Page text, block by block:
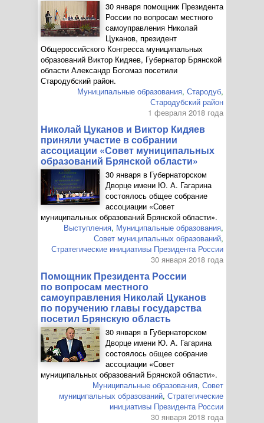
30 января помощник Президента
России по вопросам местного
самоуправления Николай
Цуканов, президент
Общероссийского Конгресса муниципальных
образований Виктор Кидяев, Губернатор Брянской
области Александр Богомаз посетили
Стародубский район.
Муниципальные образования, Стародуб,
Стародубский район
1 февраля 2018 года
Николай Цуканов и Виктор Кидяев
приняли участие в собрании
ассоциации «Совет муниципальных
образований Брянской области»
30 января в Губернаторском
Дворце имени Ю. А. Гагарина
состоялось общее собрание
ассоциации «Совет
муниципальных образований Брянской области».
Выступления, Муниципальные образования,
Совет муниципальных образований,
Стратегические инициативы Президента России
30 января 2018 года
Помощник Президента России
по вопросам местного
самоуправления Николай Цуканов
по поручению главы государства
посетил Брянскую область
30 января в Губернаторском
Дворце имени Ю. А. Гагарина
состоялось общее собрание
ассоциации «Совет
муниципальных образований Брянской области».
Муниципальные образования, Совет
муниципальных образований, Стратегические
инициативы Президента России
30 января 2018 года